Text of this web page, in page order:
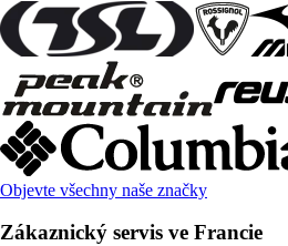
Objevte všechny naše značky
Zákaznický servis ve Francie